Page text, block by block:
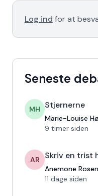
Log ind for at
Seneste
MH Stjernerne
Marie-Louise
9 timer siden
AR Skriv en trist
Anemone
11 dage siden